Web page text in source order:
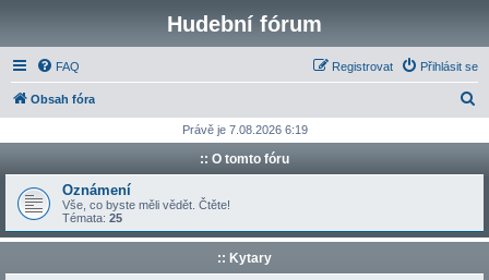
Hudební fórum
FAQ Přihlásit se
Registrovat
Obsah fóra
d
t
Právě je 7.08.2026 6:19
:: O tomto fóru
Oznámení
Vše, co byste měli vědět. Čtěte!
Témata: 25
:: Kytary